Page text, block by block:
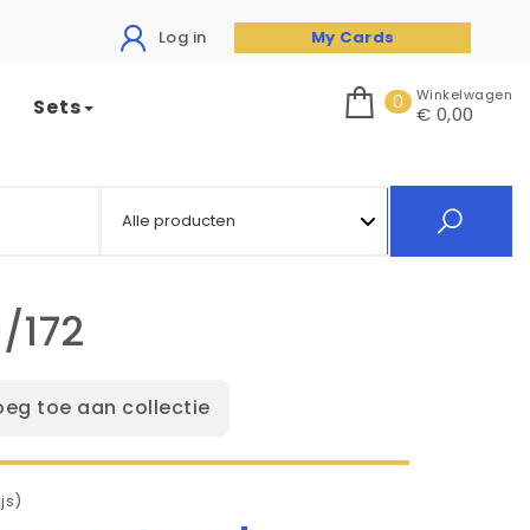
Log in My Cards
Sets 0 Winkelwagen
€ 0,00
toe aan collectie